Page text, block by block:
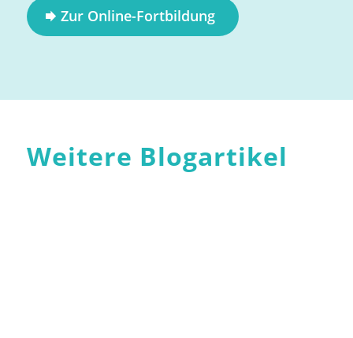
Zur Online-Fortbildung
Weitere Blogartikel